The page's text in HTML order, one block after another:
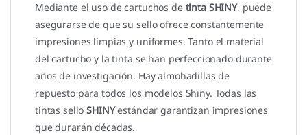
Mediante el uso de cartuchos de tinta SHINY, puede
asegurarse de que su sello ofrece constantemente
impresiones limpias y uniformes. Tanto el material
del cartucho y la tinta se han perfeccionado durante
años de investigación. Hay almohadillas de
repuesto para todos los modelos Shiny. Todas las
tintas selloSHINYestándar garantizan impresiones
que durarán décadas.